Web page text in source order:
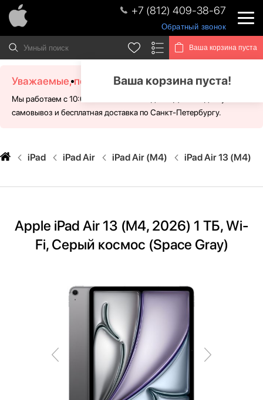
+7 (812) 409-38-67
Обратный звонок
Ваша корзина пуста
Ваша корзина пуста!
Уважаемые, посетители!
Мы работаем с 10:00 - 21:00 без выходных. Для Вас доступен
самовывоз и бесплатная доставка по Санкт-Петербургу.
iPad iPad Air iPad Air (M4) iPad Air 13 (M4)
Apple iPad Air 13 (M4, 2026) 1 ТБ, Wi-
Fi, Серый космос (Space Gray)